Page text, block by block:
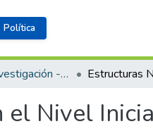
Política
Trabajos de Investigación - Formación Inicial Docente
el Nivel